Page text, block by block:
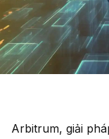
Arbitrum, giải